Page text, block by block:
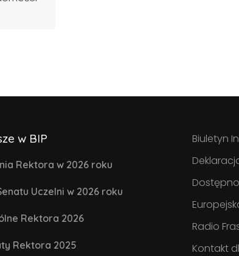
w BIP
Rektora w 2026 roku
Uczelni w 2026 roku
Rektora 2026
Rektora 2025
Biuletyn
Radio
Kontakt